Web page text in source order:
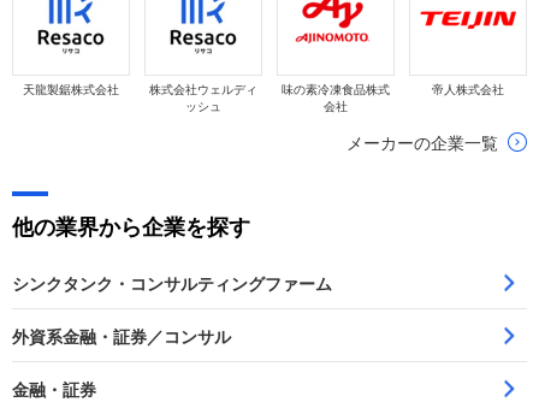
天龍製鋸株式会社
株式会社ウェルディ
ッシュ
味の素冷凍食品株式
会社
帝人株式会社
メーカーの企業一覧
他の業界から企業を探す
シンクタンク・コンサルティングファーム
外資系金融・証券／コンサル
金融・証券